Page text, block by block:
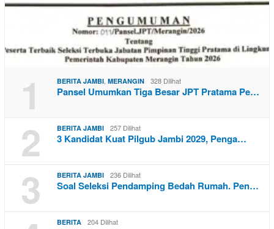
1 BERITA JAMBI, MERANGIN 328 Dilihat
Pansel Umumkan Tiga Besar JPT Pratama Pe…
2 BERITA JAMBI 257 Dilihat
3 Kandidat Kuat Pilgub Jambi 2029, Penga…
3 BERITA JAMBI 236 Dilihat
Soal Seleksi Pendamping Bedah Rumah. Pen…
BERITA 204 Dilihat